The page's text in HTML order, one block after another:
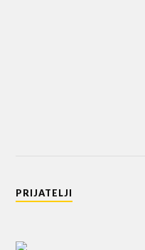
PRIJATELJI